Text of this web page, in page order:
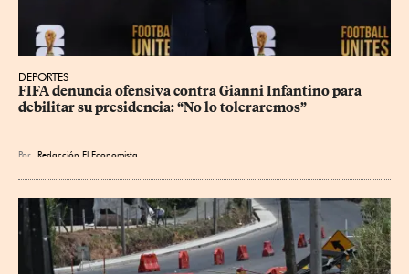
DEPORTES
FIFA denuncia ofensiva contra Gianni Infantino para
debilitar su presidencia: “No lo toleraremos”
Por Redacción El Economista